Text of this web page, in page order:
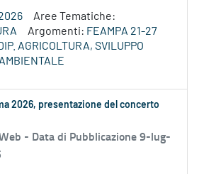
Aree Tematiche:
Argomenti: FEAMPA 21-27
AGRICOLTURA, SVILUPPO
2026, presentazione del concerto
- Data di Pubblicazione 9-lug-